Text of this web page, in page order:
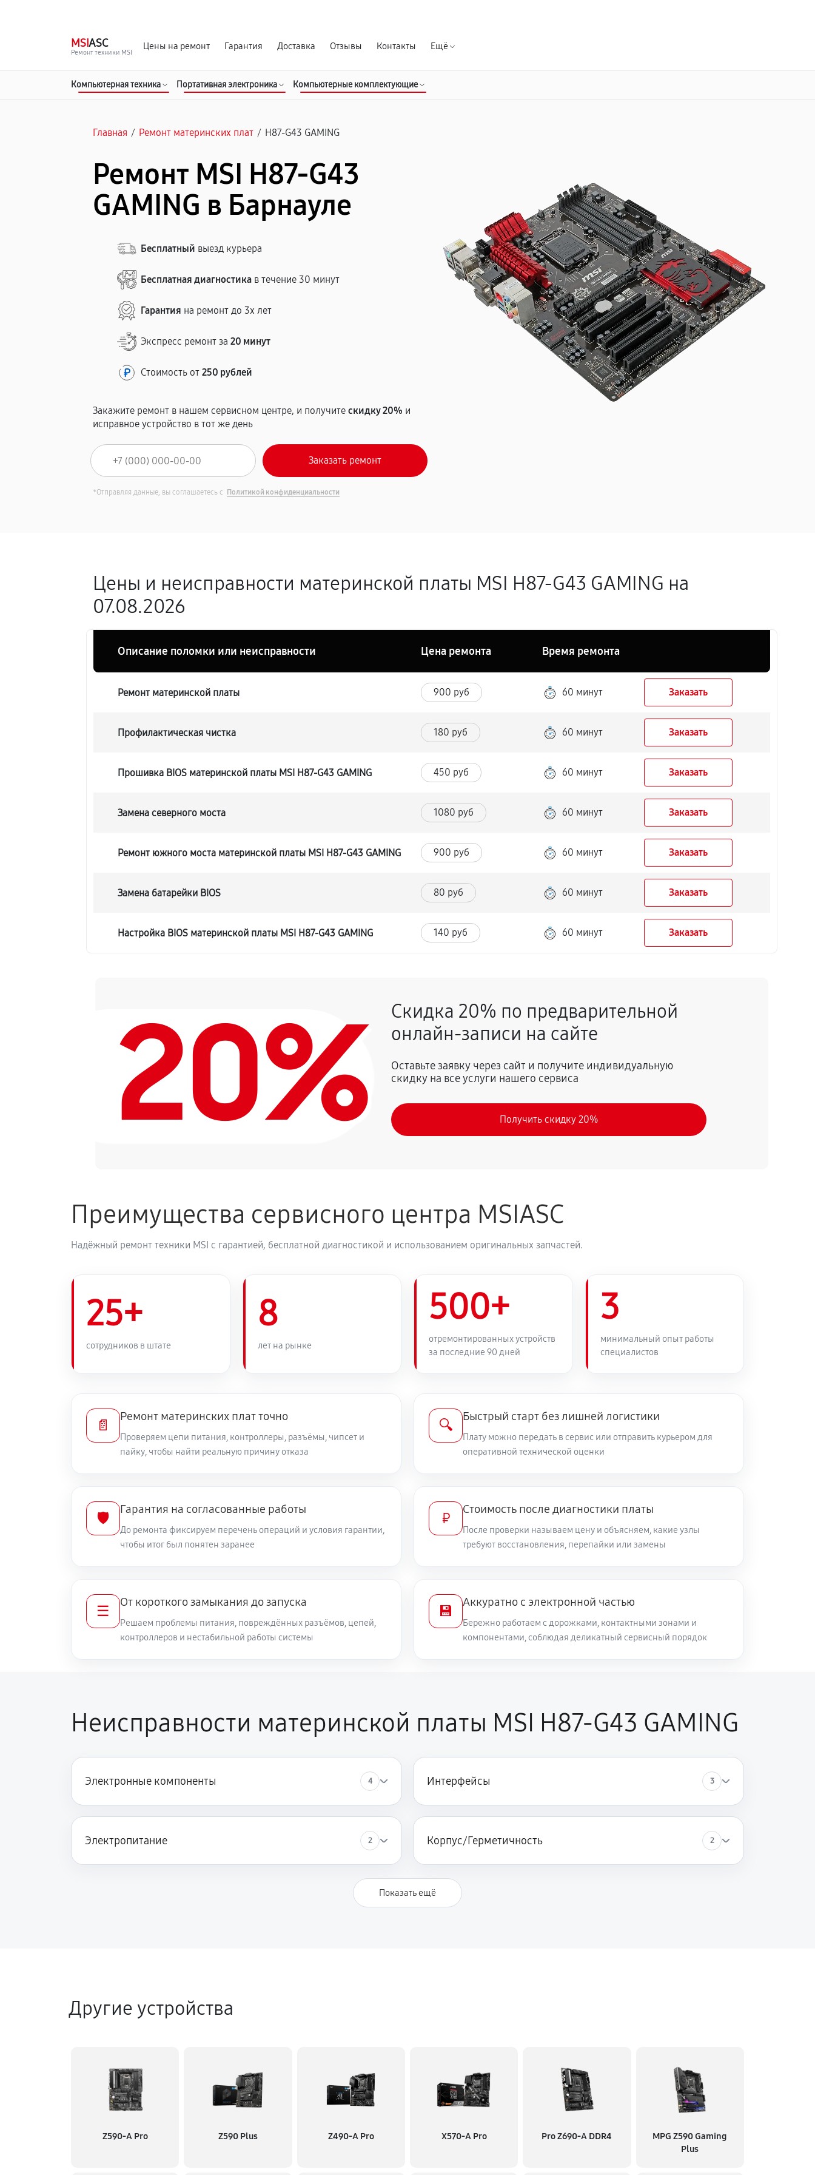
MSIASC
Ремонт техники MSI
Цены на ремонт Гарантия Доставка Отзывы Контакты Ещё
Компьютерная техника Портативная электроника Компьютерные комплектующие
Главная / Ремонт материнских плат / H87-G43 GAMING
Ремонт MSI H87-G43
GAMING в Барнауле
Бесплатный выезд курьера
Бесплатная диагностика в течение 30 минут
Гарантия на ремонт до 3х лет
Экспресс ремонт за20 минут
Стоимость от250 рублей
Закажите ремонт в нашем сервисном центре, и получитескидку 20% и
исправное устройство в тот же день
*Отправляя данные, вы соглашаетесь с Политикой конфиденциальности
Цены и неисправности материнской платы MSI H87-G43 GAMING на
07.08.2026
Описание поломки или неисправности Цена ремонта Время ремонта
Ремонт материнской платы 900 руб 60 минут Заказать
Профилактическая чистка 180 руб 60 минут Заказать
Прошивка BIOS материнской платы MSI H87-G43 GAMING 450 руб 60 минут Заказать
Замена северного моста 1080 руб 60 минут Заказать
Ремонт южного моста материнской платы MSI H87-G43 GAMING 900 руб 60 минут Заказать
Замена батарейки BIOS 80 руб 60 минут Заказать
Настройка BIOS материнской платы MSI H87-G43 GAMING 140 руб 60 минут Заказать
20%
Скидка 20% по предварительной
онлайн-записи на сайте
Оставьте заявку через сайт и получите индивидуальную
скидку на все услуги нашего сервиса
Получить скидку 20%
Преимущества сервисного центра MSIASC
Надёжный ремонт техники MSI с гарантией, бесплатной диагностикой и использованием оригинальных запчастей.
25+
сотрудников в штате
8
лет на рынке
500+
отремонтированных устройств
за последние 90 дней
3
минимальный опыт работы
специалистов
📄
Ремонт материнских плат точно
Проверяем цепи питания, контроллеры, разъёмы, чипсет и
пайку, чтобы найти реальную причину отказа
🔍
Быстрый старт без лишней логистики
Плату можно передать в сервис или отправить курьером для
оперативной технической оценки
🛡️
Гарантия на согласованные работы
До ремонта фиксируем перечень операций и условия гарантии,
чтобы итог был понятен заранее
₽
Стоимость после диагностики платы
После проверки называем цену и объясняем, какие узлы
требуют восстановления, перепайки или замены
☰
От короткого замыкания до запуска
Решаем проблемы питания, повреждённых разъёмов, цепей,
контроллеров и нестабильной работы системы
💾
Аккуратно с электронной частью
Бережно работаем с дорожками, контактными зонами и
компонентами, соблюдая деликатный сервисный порядок
Неисправности материнской платы MSI H87-G43 GAMING
Электронные компоненты 4 Интерфейсы 3
Электропитание 2 Корпус/Герметичность 2
Показать ещё
Другие устройства
Z590-A Pro Z590 Plus Z490-A Pro X570-A Pro Pro Z690-A DDR4
MPG Z590 Gaming
Plus